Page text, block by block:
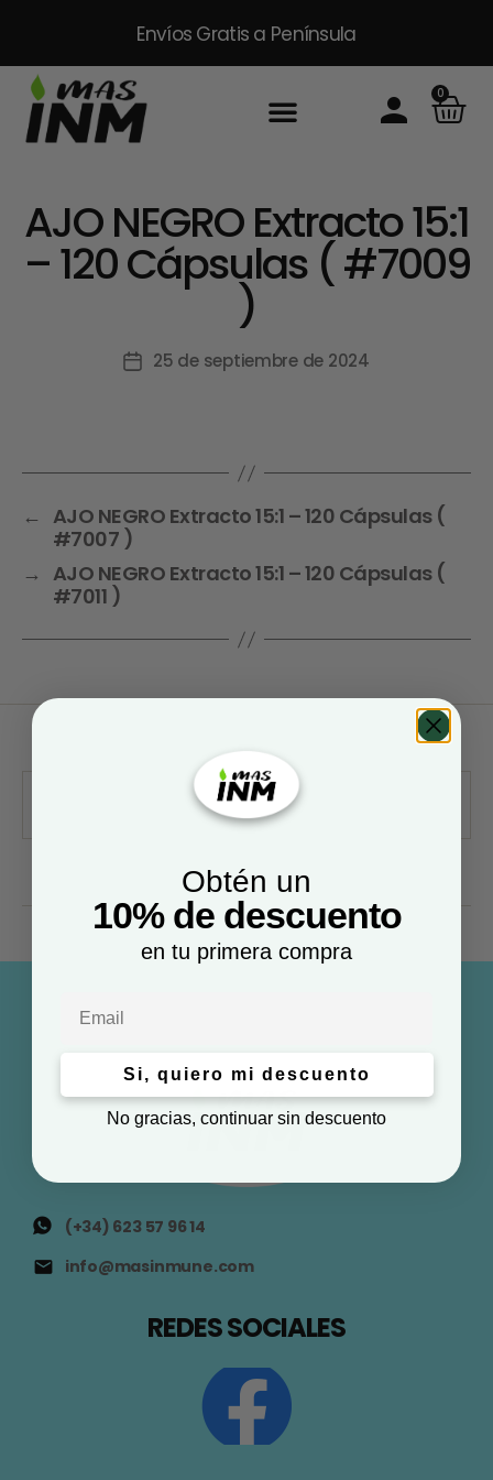
Envíos Gratis a Península
0
AJO NEGRO Extracto 15:1
– 120 Cápsulas ( #7009
)
25 de septiembre de 2024
← AJO NEGRO Extracto 15:1 – 120 Cápsulas (
#7007 )
→ AJO NEGRO Extracto 15:1 – 120 Cápsulas (
#7011 )
(+34) 623 57 96 14
info@masinmune.com
REDES SOCIALES
Obtén un
10% de descuento
en tu primera compra
Si, quiero mi descuento
No gracias, continuar sin descuento